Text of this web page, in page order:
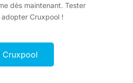
dès maintenant. Tester
adopter Cruxpool !
Cruxpool